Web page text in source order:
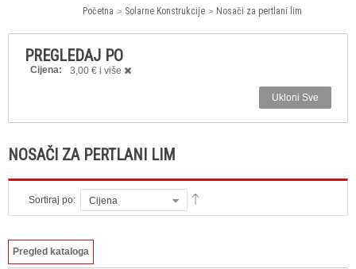
Početna Solarne Konstrukcije Nosači za pertlani lim
PREGLEDAJ PO
Cijena: 3,00 € i više
Ukloni Sve
NOSAČI ZA PERTLANI LIM
Sortiraj po: Cijena
Pregled kataloga